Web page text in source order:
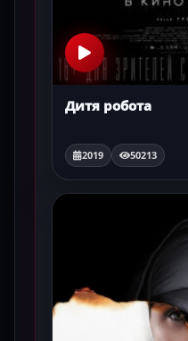
Дитя робота
2019 50213